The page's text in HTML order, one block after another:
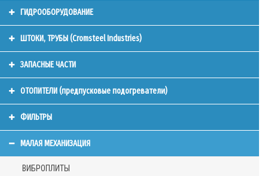
ГИДРООБОРУДОВАНИЕ
ШТОКИ, ТРУБЫ (Cromsteel Industries)
ЗАПАСНЫЕ ЧАСТИ
ОТОПИТЕЛИ (предпусковые подогреватели)
ФИЛЬТРЫ
МАЛАЯ МЕХАНИЗАЦИЯ
ВИБРОПЛИТЫ